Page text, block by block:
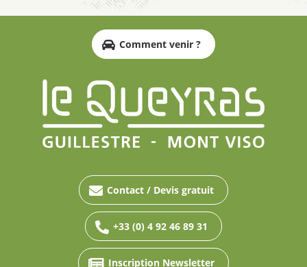
Comment venir ?
Contact / Devis gratuit
+33 (0) 4 92 46 89 31
Inscription Newsletter